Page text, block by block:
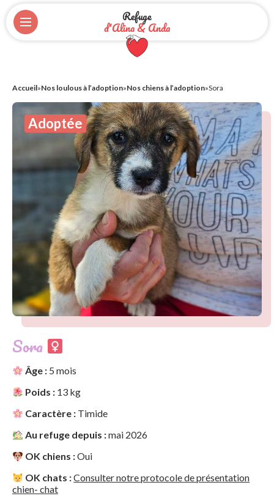
Refuge
d'Alina & Anda
Accueil»Nos loulous à l’adoption»Nos chiens à l’adoption»Sora
Adoptée
Sora
Âge : 5 mois
Poids : 13 kg
Caractère : Timide
Au refuge depuis :mai 2026
OK chiens :Oui
OK chats :Consulter notre protocole de présentation
chien- chat